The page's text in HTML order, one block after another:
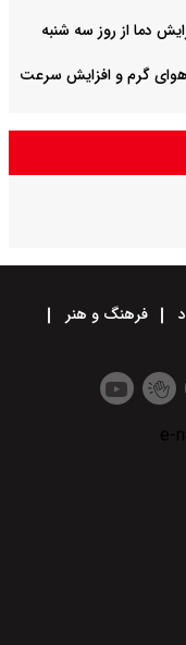
۱۷ مرداد/ تداوم هوای گرم و افزایش سرعت
فرهنگ و هنر